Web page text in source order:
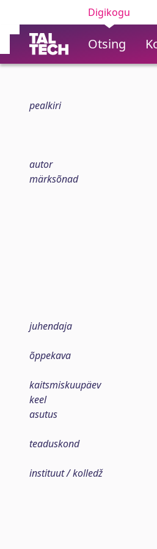
Digikogu
Otsing
pealkiri
autor
märksõnad
juhendaja
õppekava
kaitsmiskuupäev
keel
asutus
teaduskond
instituut / kolledž